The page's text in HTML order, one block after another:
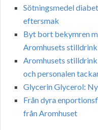
Sötningsmedel
eftersmak
Byt bort bekymren
Aromhusets
Aromhusets
och personalen
Glycerin Glycerol:
Från dyra
från Aromhuset